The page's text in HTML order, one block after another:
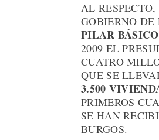
AL
GOBIERNO DE
PILAR
2009 EL
CUATRO
QUE SE
3.500
PRIMEROS
SE HAN
BURGOS.